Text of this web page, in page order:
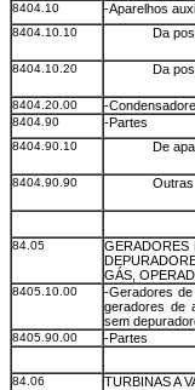
8404.10 -Aparelhos
8404.10.10 Da
8404.10.20 Da
8404.20.00 -
8404.90 -Partes
8404.90.10 De
8404.90.90 Outras
84.05
GERADORES
GÁS,
8405.10.00
-Geradores
geradores de
sem
8405.90.00 -Partes
84.06 TURBINAS A